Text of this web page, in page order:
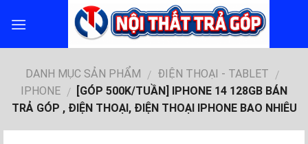
DANH MỤC SẢN PHẨM / ĐIỆN THOẠI - TABLET /
IPHONE /
[GÓP 500K/TUẦN] IPHONE 14 128GB BÁN
TRẢ GÓP , ĐIỆN THOẠI, ĐIỆN THOẠI IPHONE BAO NHIÊU